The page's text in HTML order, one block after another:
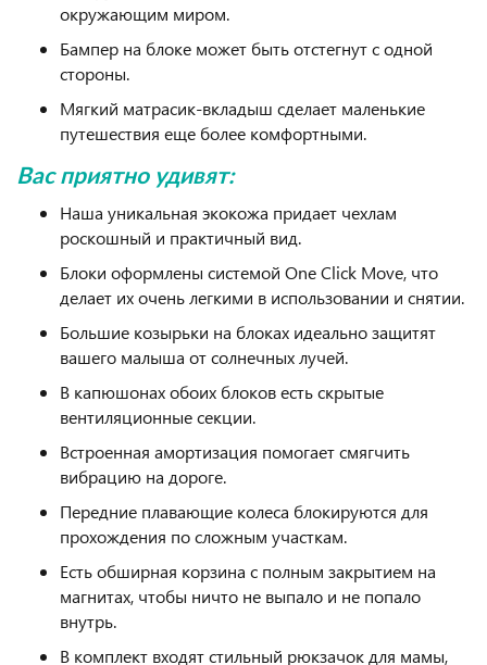
окружающим миром.
Бампер на блоке может быть отстегнут с одной
стороны.
Мягкий матрасик-вкладыш сделает маленькие
путешествия еще более комфортными.
Вас приятно удивят:
Наша уникальная экокожа придает чехлам
роскошный и практичный вид.
Блоки оформлены системой One Click Move, что
делает их очень легкими в использовании и снятии.
Большие козырьки на блоках идеально защитят
вашего малыша от солнечных лучей.
В капюшонах обоих блоков есть скрытые
вентиляционные секции.
Встроенная амортизация помогает смягчить
вибрацию на дороге.
Передние плавающие колеса блокируются для
прохождения по сложным участкам.
Есть обширная корзина с полным закрытием на
магнитах, чтобы ничто не выпало и не попало
внутрь.
В комплект входят стильный рюкзачок для мамы,